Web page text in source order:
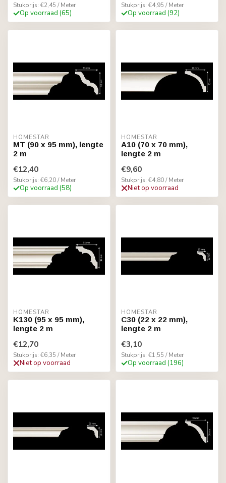
Stukprijs: €2,45 / Meter
Op voorraad (65)
Stukprijs: €4,95 / Meter
Op voorraad (92)
HOMESTAR
MT (90 x 95 mm), lengte
2 m
€12,40
Stukprijs: €6,20 / Meter
Op voorraad (58)
HOMESTAR
A10 (70 x 70 mm),
lengte 2 m
€9,60
Stukprijs: €4,80 / Meter
Niet op voorraad
HOMESTAR
K130 (95 x 95 mm),
lengte 2 m
€12,70
Stukprijs: €6,35 / Meter
Niet op voorraad
HOMESTAR
C30 (22 x 22 mm),
lengte 2 m
€3,10
Stukprijs: €1,55 / Meter
Op voorraad (196)